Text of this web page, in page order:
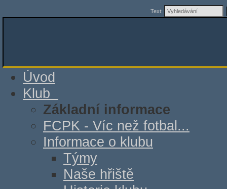
Text:
Úvod
Klub
Základní informace
FCPK - Víc než fotbal...
Informace o klubu
Týmy
Naše hřiště